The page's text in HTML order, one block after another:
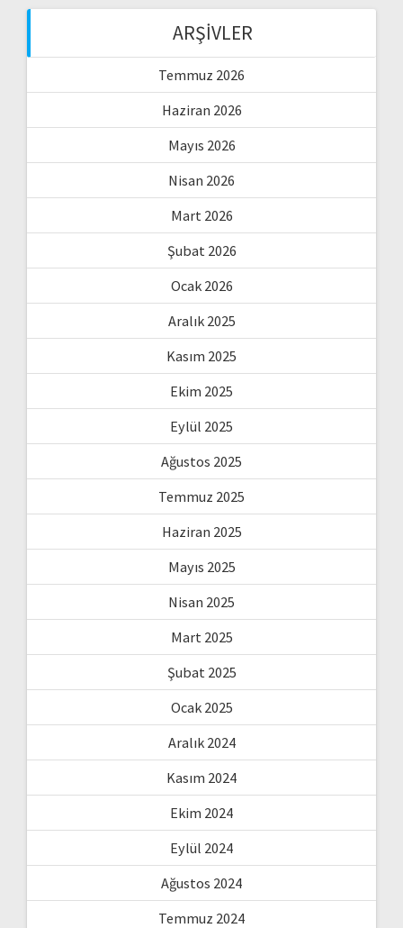
ARŞIVLER
Temmuz 2026
Haziran 2026
Mayıs 2026
Nisan 2026
Mart 2026
Şubat 2026
Ocak 2026
Aralık 2025
Kasım 2025
Ekim 2025
Eylül 2025
Ağustos 2025
Temmuz 2025
Haziran 2025
Mayıs 2025
Nisan 2025
Mart 2025
Şubat 2025
Ocak 2025
Aralık 2024
Kasım 2024
Ekim 2024
Eylül 2024
Ağustos 2024
Temmuz 2024